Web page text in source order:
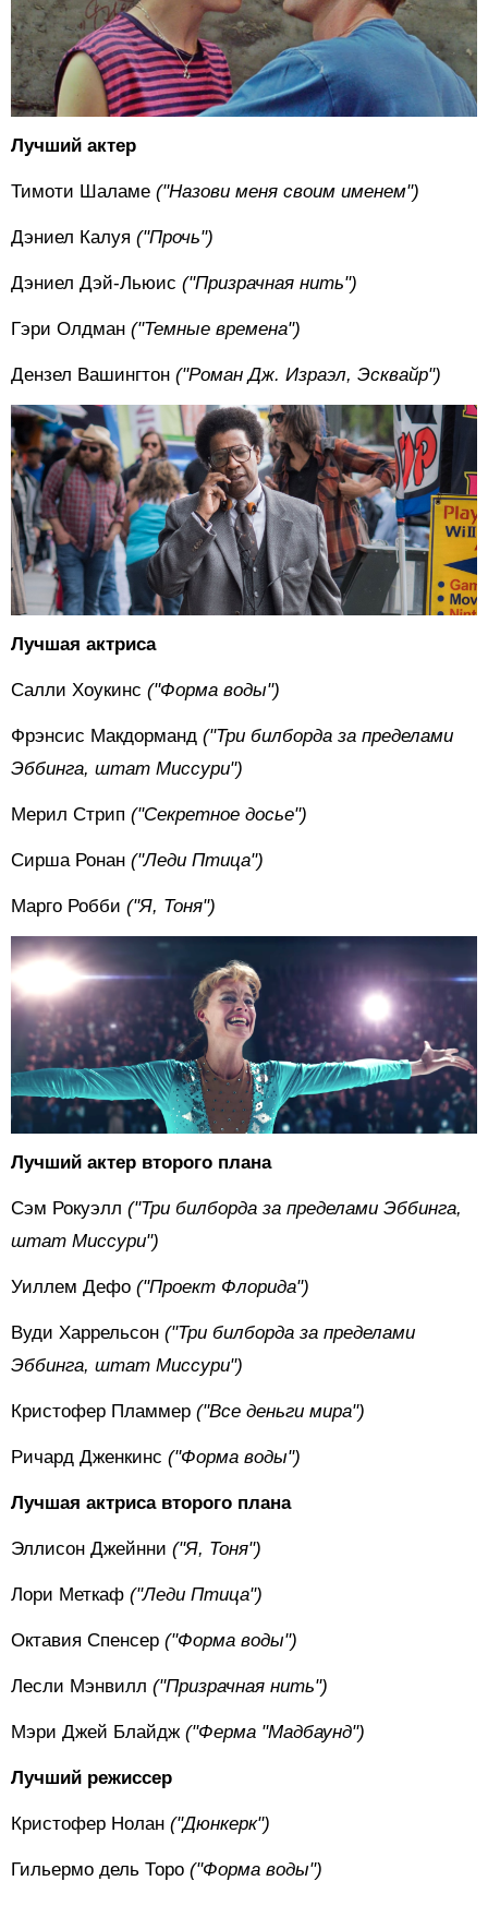
Лучший актер
Тимоти Шаламе ("Назови меня своим именем")
Дэниел Калуя ("Прочь")
Дэниел Дэй-Льюис ("Призрачная нить")
Гэри Олдман ("Темные времена")
Дензел Вашингтон ("Роман Дж. Израэл, Эсквайр")
Лучшая актриса
Салли Хоукинс ("Форма воды")
Фрэнсис Макдорманд ("Три билборда за пределами
Эббинга, штат Миссури")
Мерил Стрип ("Секретное досье")
Сирша Ронан ("Леди Птица")
Марго Робби ("Я, Тоня")
Лучший актер второго плана
Сэм Рокуэлл ("Три билборда за пределами Эббинга,
штат Миссури")
Уиллем Дефо ("Проект Флорида")
Вуди Харрельсон ("Три билборда за пределами
Эббинга, штат Миссури")
Кристофер Пламмер ("Все деньги мира")
Ричард Дженкинс ("Форма воды")
Лучшая актриса второго плана
Эллисон Джейнни ("Я, Тоня")
Лори Меткаф ("Леди Птица")
Октавия Спенсер ("Форма воды")
Лесли Мэнвилл ("Призрачная нить")
Мэри Джей Блайдж ("Ферма "Мадбаунд")
Лучший режиссер
Кристофер Нолан ("Дюнкерк")
Гильермо дель Торо ("Форма воды")